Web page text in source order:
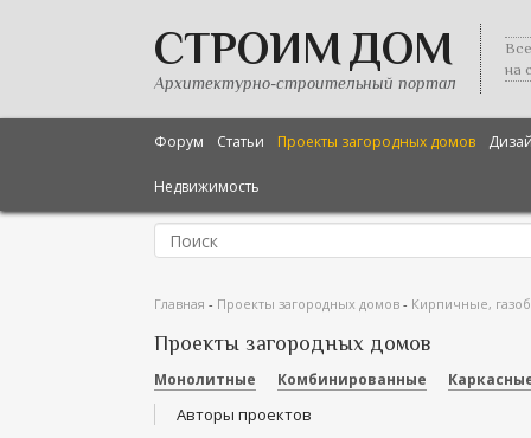
СТРОИМ ДОМ
Архитектурно-строительный портал
на
Форум Статьи Проекты загородных домов
Недвижимость
Главная - Проекты загородных домов - Кирпичные,
Проекты загородных домов
Монолитные Комбинированные
Авторы проектов